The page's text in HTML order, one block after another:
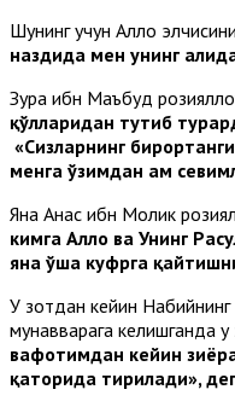
Шунинг учун Аллоҳ
наздида мен унинг
Зуҳра ибн Маъбуд
қўлларидан тутиб
«Сизларнинг
менга ўзимдан ҳам
Яна Анас ибн Молик
кимга Аллоҳ ва Унинг
яна ўша куфрга
У зотдан кейин
мунавварага келишганда
вафотимдан кейин
қаторида тирилади»,